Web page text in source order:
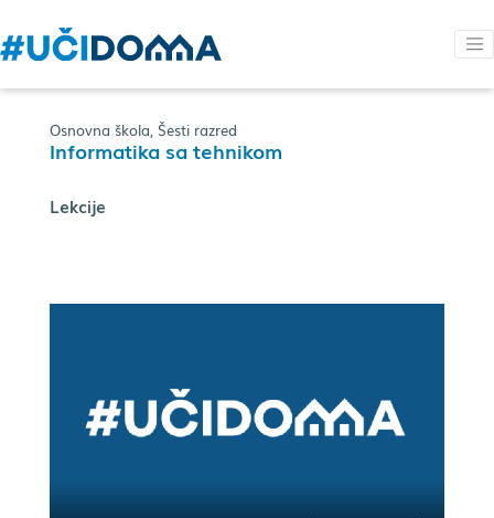
Osnovna škola, Šesti razred
Informatika sa tehnikom
Lekcije